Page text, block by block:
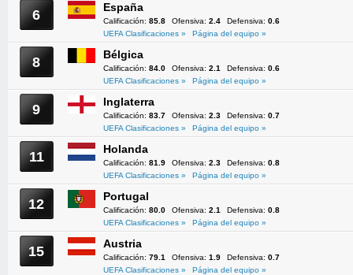
6 España
Calificación: 85.8 Ofensiva: 2.4 Defensiva: 0.6
UEFA Clasificaciones »
Página del equipo »
8 Bélgica
Calificación: 84.0 Ofensiva: 2.1 Defensiva: 0.6
UEFA Clasificaciones »
Página del equipo »
9 Inglaterra
Calificación: 83.7 Ofensiva: 2.3 Defensiva: 0.7
UEFA Clasificaciones »
Página del equipo »
11 Holanda
Calificación: 81.9 Ofensiva: 2.3 Defensiva: 0.8
UEFA Clasificaciones »
Página del equipo »
12 Portugal
Calificación: 80.0 Ofensiva: 2.1 Defensiva: 0.8
UEFA Clasificaciones »
Página del equipo »
15 Austria
Calificación: 79.1 Ofensiva: 1.9 Defensiva: 0.7
UEFA Clasificaciones »
Página del equipo »